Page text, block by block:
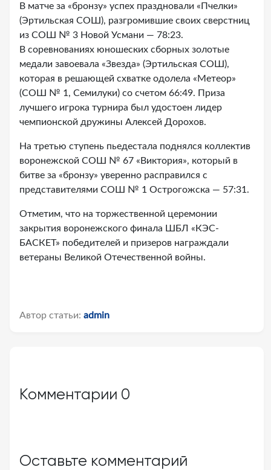
В матче за «бронзу» успех праздновали «Пчелки»
(Эртильская СОШ), разгромившие своих сверстниц
из СОШ № 3 Новой Усмани — 78:23.
В соревнованиях юношеских сборных золотые
медали завоевала «Звезда» (Эртильская СОШ),
которая в решающей схватке одолела «Метеор»
(СОШ № 1, Семилуки) со счетом 66:49. Приза
лучшего игрока турнира был удостоен лидер
чемпионской дружины Алексей Дорохов.
На третью ступень пьедестала поднялся коллектив
воронежской СОШ № 67 «Виктория», который в
битве за «бронзу» уверенно расправился с
представителями СОШ № 1 Острогожска — 57:31.
Отметим, что на торжественной церемонии
закрытия воронежского финала ШБЛ «КЭС-
БАСКЕТ» победителей и призеров награждали
ветераны Великой Отечественной войны.
Автор статьи: admin
Комментарии 0
Оставьте комментарий